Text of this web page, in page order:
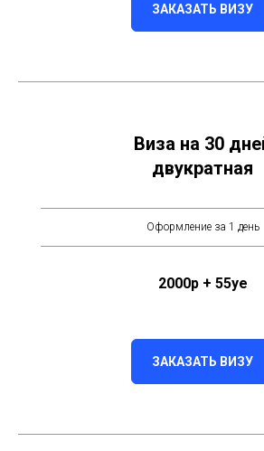
ЗАКАЗАТЬ ВИЗУ
Виза на 30
двукратная
Оформление за 1 день
2000р + 55уе
ЗАКАЗАТЬ ВИЗУ